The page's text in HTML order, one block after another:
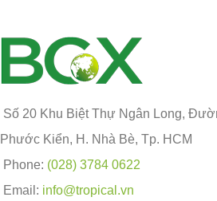
Số 20 Khu Biệt Thự Ngân Long,
Phước Kiển, H. Nhà Bè, Tp. HCM
Phone: (028) 3784 0622
Email: info@tropical.vn